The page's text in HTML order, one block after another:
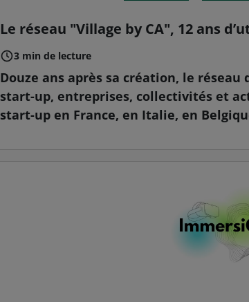
Le réseau "Village by CA", 12 ans
3 min de lecture
Douze ans après sa création, le
start-up, entreprises, collectivités et
start-up en France, en Italie, en